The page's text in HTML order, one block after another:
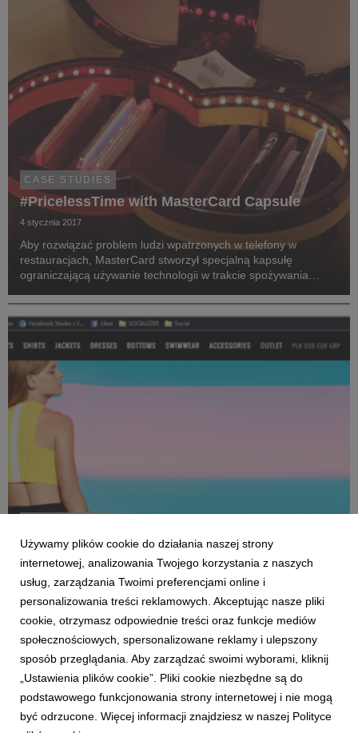
CASE STUDIES
#PricelessTime with MasterCard Capsule
4 stycznia 2017
Aby rozwiązać problem ludzi wpatrzonych w telefony w
restauracjach, MasterCard stworzył specjalną kapsułę
ograniczającą używanie technologii w trakcie spożywania
sposób, którego się nie spodziewali – tworząc techno...
Huawei P8: content marketing
4 stycznia 2017
Kampania content marketingowa Huawei P8 to połączenie
współpracy z artystami w różnych dziedzinach sztuki w spójną i
jakościową komunikację opartą o szeroki zakres punktów styku
1 2
Używamy plików cookie do działania naszej strony
internetowej, analizowania Twojego korzystania z naszych
usług, zarządzania Twoimi preferencjami online i
personalizowania treści reklamowych. Akceptując nasze pliki
cookie, otrzymasz odpowiednie treści oraz funkcje mediów
społecznościowych, spersonalizowane reklamy i ulepszony
sposób przeglądania. Aby zarządzać swoimi wyborami, kliknij
„Ustawienia plików cookie”. Pliki cookie niezbędne są do
podstawowego funkcjonowania strony internetowej i nie mogą
być odrzucone. Więcej informacji znajdziesz w naszej Polityce